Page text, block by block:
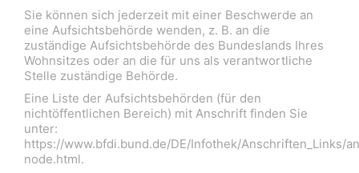
Sie können sich jederzeit mit einer Beschwerde an
eine Aufsichtsbehörde wenden, z. B. an die
zuständige Aufsichtsbehörde des Bundeslands Ihres
Wohnsitzes oder an die für uns als verantwortliche
Stelle zuständige Behörde.
Eine Liste der Aufsichtsbehörden (für den
nichtöffentlichen Bereich) mit Anschrift finden Sie
unter:
https://www.bfdi.bund.de/DE/Infothek/Anschriften_Links/
node.html.